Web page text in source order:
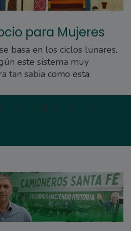
para Mujeres
basa en los ciclos lunares.
este sistema muy
tan sabia como esta.
| | 5 | | |